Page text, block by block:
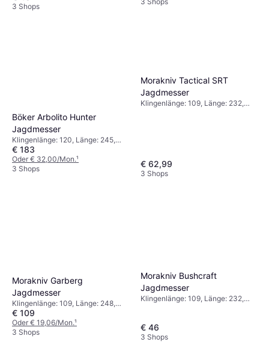
3 Shops
Böker Arbolito Hunter
Jagdmesser
Klingenlänge: 120, Länge: 245,
Gewicht: 236
€ 183
Oder € 32,00/Mon.¹
3 Shops
Morakniv Tactical SRT
Jagdmesser
Klingenlänge: 109, Länge: 232,
€ 62,99
3 Shops
Morakniv Garberg
Jagdmesser
Klingenlänge: 109, Länge: 248,
Gewicht: 272
€ 109
Oder € 19,06/Mon.¹
3 Shops
Morakniv Bushcraft
Jagdmesser
Klingenlänge: 109, Länge: 232,
€ 46
3 Shops